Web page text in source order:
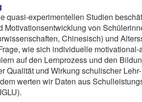
quasi-experimentellen Studien
von
Chinesisch) und
wie sich individuelle
auf den Lernprozess und den
Qualität und Wirkung schulischer
werten wir Daten aus